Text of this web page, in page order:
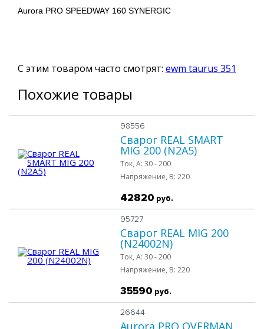
Aurora PRO SPEEDWAY 160 SYNERGIC
С этим товаром часто смотрят: ewm taurus 351
Похожие товары
Сварог REAL SMART
MIG 200 (N2A5)
98556
Ток, A:30 - 200
Напряжение, B:220
42820 руб.
Сварог REAL MIG 200
(N24002N)
95727
Ток, A:30 - 200
Напряжение, B:220
35590 руб.
Aurora PRO OVERMAN
26644